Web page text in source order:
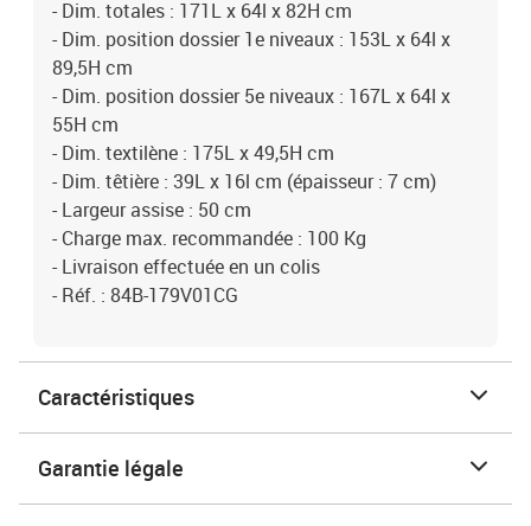
- Dim. totales : 171L x 64l x 82H cm
- Dim. position dossier 1e niveaux : 153L x 64l x
89,5H cm
- Dim. position dossier 5e niveaux : 167L x 64l x
55H cm
- Dim. textilène : 175L x 49,5H cm
- Dim. têtière : 39L x 16l cm (épaisseur : 7 cm)
- Largeur assise : 50 cm
- Charge max. recommandée : 100 Kg
- Livraison effectuée en un colis
- Réf. : 84B-179V01CG
Caractéristiques
Garantie légale